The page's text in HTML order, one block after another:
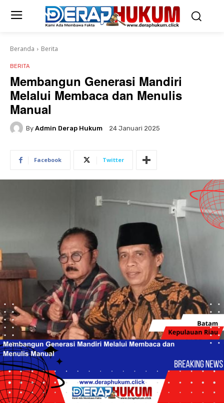
Beranda Berita
BERITA
Membangun Generasi Mandiri
Melalui Membaca dan Menulis
Manual
By Admin Derap Hukum 24 Januari 2025
Facebook Twitter